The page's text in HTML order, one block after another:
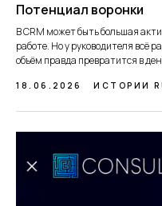
Потенциал воронки
В CRM может быть большая
работе. Но у руководителя всё
объём правда превратится в
18.06.2026 ИСТОРИИ